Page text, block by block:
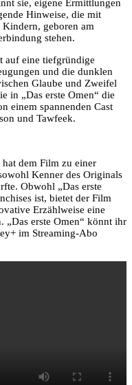
sie, eigene Ermittlungen
Hinweise, die mit
geboren am
stehen.
auf eine tiefgründige
und die dunklen
Glaube und Zweifel
in „Das erste Omen“ die
einem spannenden Cast
und Tawfeek.
dem Film zu einer
Kenner des Originals
Obwohl „Das erste
ist, bietet der Film
Erzählweise eine
„Das erste Omen“ könnt ihr
im Streaming-Abo